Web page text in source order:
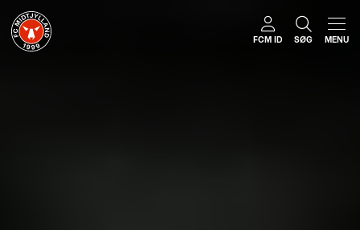
FCM ID SØG MENU